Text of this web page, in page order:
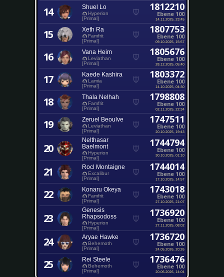
14 Shuel Lo
Hyperion
[Primal]
1812210
Ebene 100
14.11.2025, 23:45
15 Xeth Ra
Famfrit
[Primal]
1807753
Ebene 100
09.10.2025, 15:57
16 Vana Heim
Leviathan
[Primal]
1805676
Ebene 100
28.12.2025, 05:40
17 Kaede Kashira
Lamia
[Primal]
1803372
Ebene 100
14.10.2025, 04:30
18 Thala Nelhah
Famfrit
[Primal]
1798808
Ebene 100
02.11.2025, 22:34
19 Zeruel Beoulve
Leviathan
[Primal]
1747511
Ebene 100
20.10.2025, 19:43
20
Nelthasar
Baelmont
Hyperion
[Primal]
1744794
Ebene 100
30.10.2025, 01:10
21 Rocl Montaigne
Excalibur
[Primal]
1744014
Ebene 100
17.10.2025, 14:57
22 Konaru Okeya
Famfrit
[Primal]
1743018
Ebene 100
27.10.2025, 21:07
23
Genesis
Rhapsodoss
Hyperion
[Primal]
1736920
Ebene 100
27.11.2025, 08:02
24 Aryae Hawke
Behemoth
[Primal]
1736720
Ebene 100
24.05.2026, 20:26
25 Rei Steele
Behemoth
[Primal]
1736476
Ebene 100
20.06.2026, 14:04